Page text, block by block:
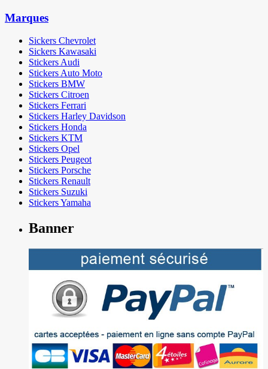
Marques
Sickers Chevrolet
Sickers Kawasaki
Stickers Audi
Stickers Auto Moto
Stickers BMW
Stickers Citroen
Stickers Ferrari
Stickers Harley Davidson
Stickers Honda
Stickers KTM
Stickers Opel
Stickers Peugeot
Stickers Porsche
Stickers Renault
Stickers Suzuki
Stickers Yamaha
Banner